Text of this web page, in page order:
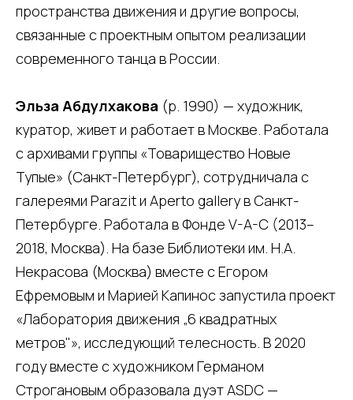
пространства движения и другие вопросы,
связанные с проектным опытом реализации
современного танца в России.
Эльза Абдулхакова (р. 1990) — художник,
куратор, живет и работает в Москве. Работала
с архивами группы «Товарищество Новые
Тупые» (Санкт-Петербург), сотрудничала с
галереями Parazit и Aperto gallery в Санкт-
Петербурге. Работала в Фонде V-A-C (2013–
2018, Москва). На базе Библиотеки им. Н.А.
Некрасова (Москва) вместе с Егором
Ефремовым и Марией Капинос запустила проект
«Лаборатория движения „6 квадратных
метров"», исследующий телесность. В 2020
году вместе с художником Германом
Строгановым образовала дуэт ASDC —